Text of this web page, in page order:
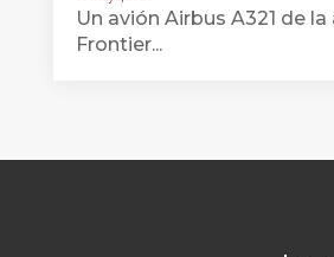
Un avión Airbus A321 de
Frontier...